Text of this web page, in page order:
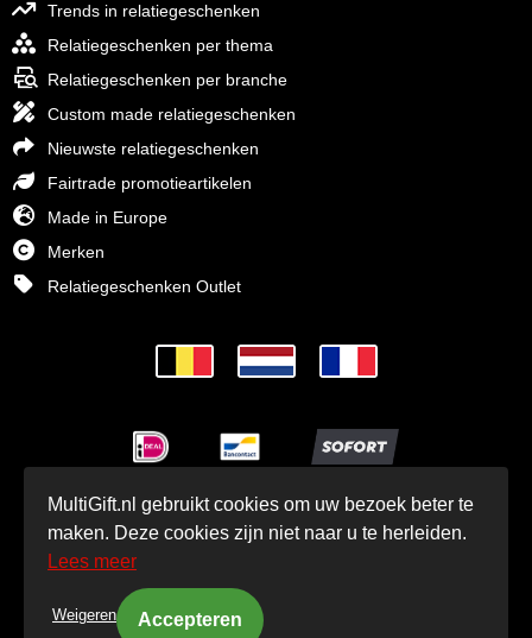
Trends in relatiegeschenken
Relatiegeschenken per thema
Relatiegeschenken per branche
Custom made relatiegeschenken
Nieuwste relatiegeschenken
Fairtrade promotieartikelen
Made in Europe
Merken
Relatiegeschenken Outlet
© MultiGift Relatiegeschenken BV 1993 - 2026
MultiGift.nl gebruikt cookies om uw bezoek beter te
maken. Deze cookies zijn niet naar u te herleiden.
Lees meer
Weigeren